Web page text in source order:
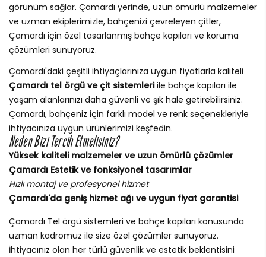
görünüm sağlar. Çamardı yerinde, uzun ömürlü malzemeler
ve uzman ekiplerimizle, bahçenizi çevreleyen çitler,
Çamardı için özel tasarlanmış bahçe kapıları ve koruma
çözümleri sunuyoruz.
Çamardı'daki çeşitli ihtiyaçlarınıza uygun fiyatlarla kaliteli
Çamardı tel örgü ve çit sistemleriile bahçe kapıları ile
yaşam alanlarınızı daha güvenli ve şık hale getirebilirsiniz.
Çamardı, bahçeniz için farklı model ve renk seçenekleriyle
ihtiyacınıza uygun ürünlerimizi keşfedin.
Neden Bizi Tercih Etmelisiniz?
Yüksek kaliteli malzemeler ve uzun ömürlü çözümler
Çamardı Estetik ve fonksiyonel tasarımlar
Hızlı montaj ve profesyonel hizmet
Çamardı'da geniş hizmet ağı ve uygun fiyat garantisi
Çamardı Tel örgü sistemleri ve bahçe kapıları konusunda
uzman kadromuz ile size özel çözümler sunuyoruz.
İhtiyacınız olan her türlü güvenlik ve estetik beklentisini